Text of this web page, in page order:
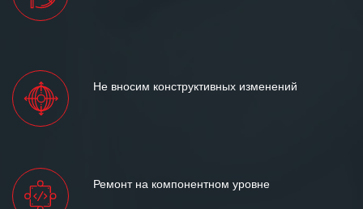
Не вносим конструктивных изменений
Ремонт на компонентном уровне